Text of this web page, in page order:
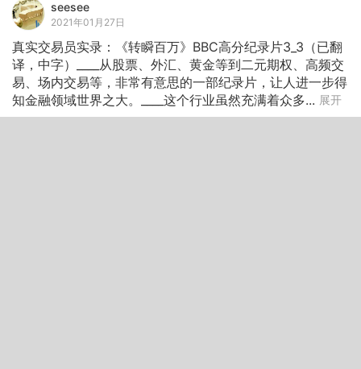
seesee
2021年01月27日
真实交易员实录：《转瞬百万》BBC高分纪录片3_3（已翻
译，中字）____从股票、外汇、黄金等到二元期权、高频交
易、场内交易等，非常有意思的一部纪录片，让人进一步得
知金融领域世界之大。____这个行业虽然充满着众多... 展开